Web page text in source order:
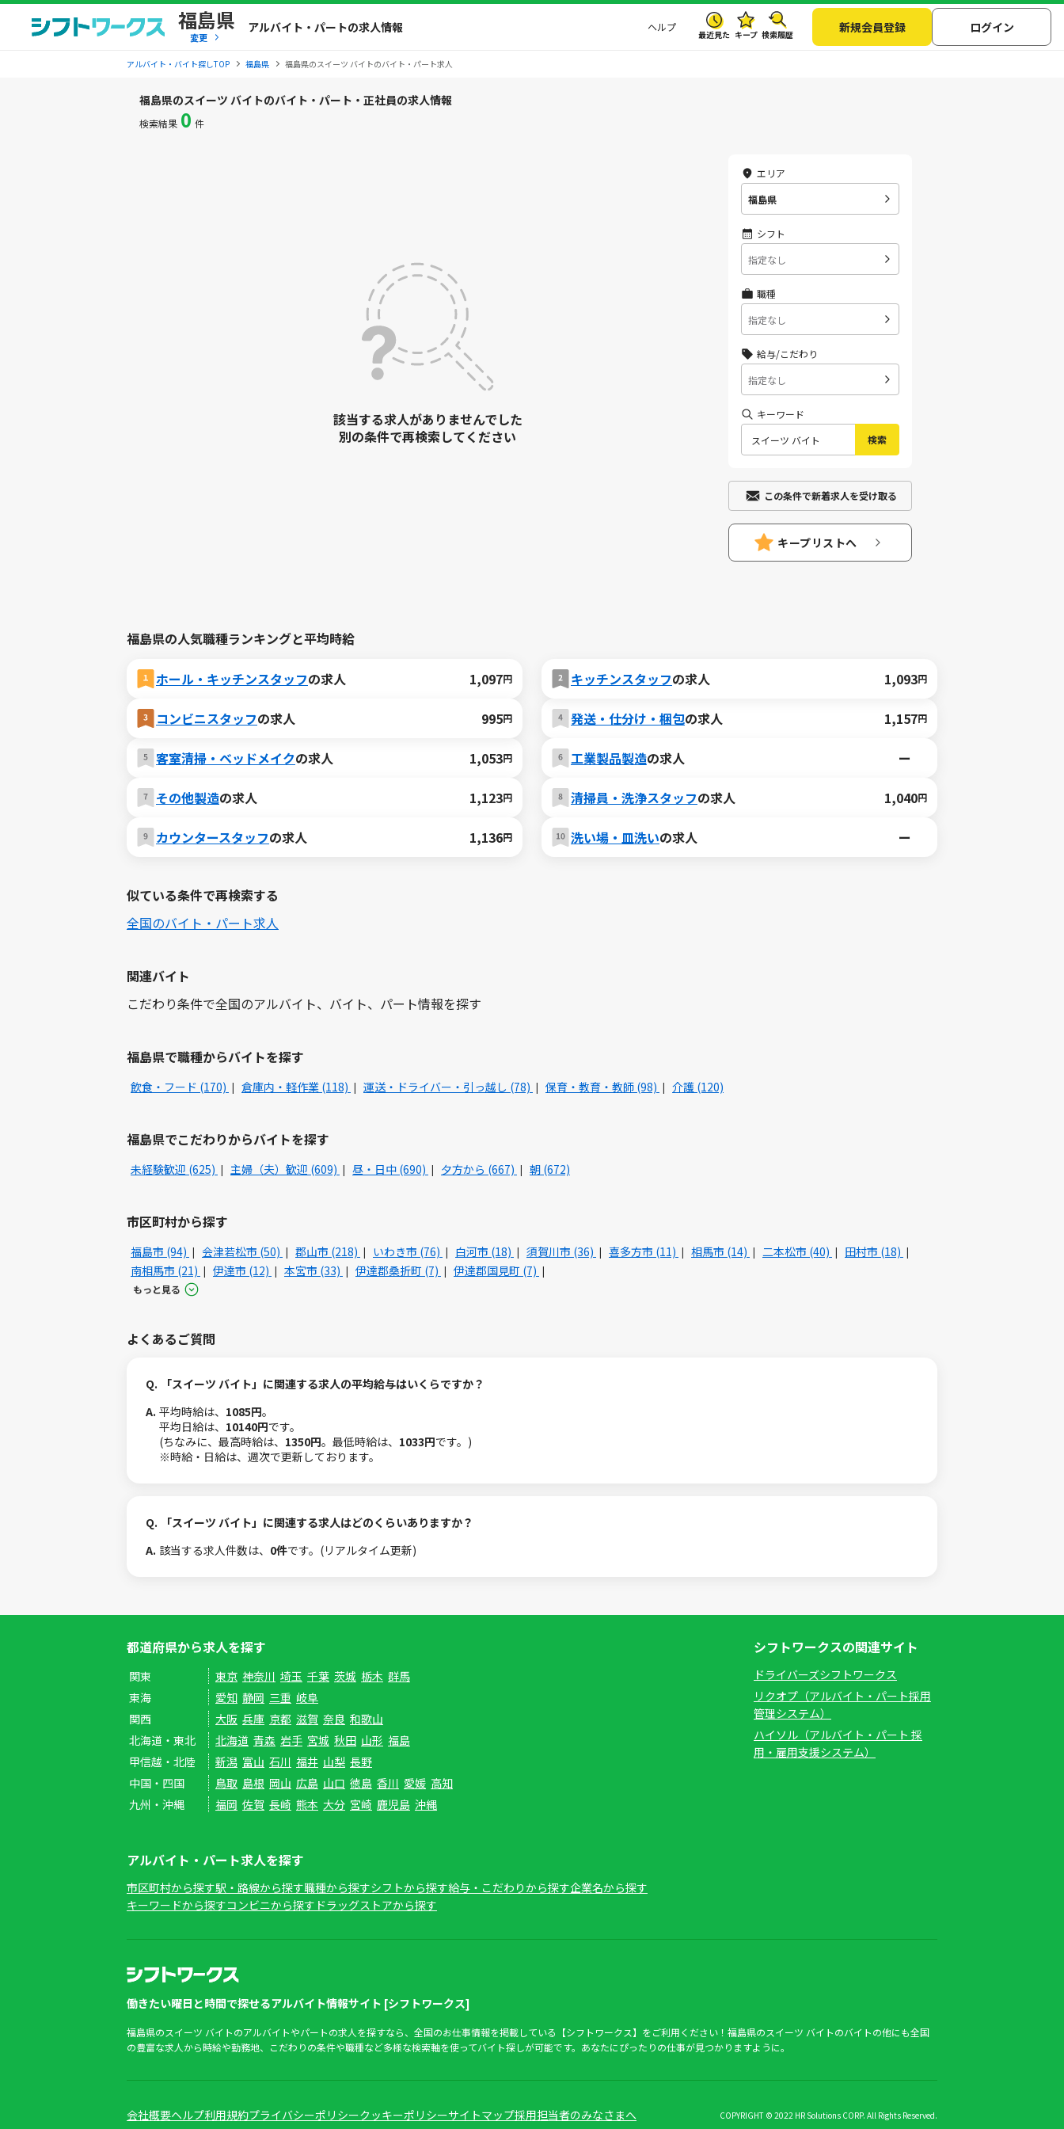
福島県
変更
アルバイト・パートの求人情報 ヘルプ
最近見た キープ 検索履歴 新規会員登録 ログイン
アルバイト・バイト探しTOP 福島県 福島県のスイーツ バイトのバイト・パート求人
福島県のスイーツ バイトのバイト・パート・正社員の求人情報
検索結果 0 件
該当する求人がありませんでした
別の条件で再検索してください
エリア
福島県
シフト
指定なし
職種
指定なし
給与/こだわり
指定なし
キーワード
検索
この条件で新着求人を受け取る
キープリストへ
福島県の人気職種ランキングと平均時給
ホール・キッチンスタッフの求人 1,097円 キッチンスタッフの求人 1,093円
コンビニスタッフの求人 995円 発送・仕分け・梱包の求人 1,157円
客室清掃・ベッドメイクの求人 1,053円 工業製品製造の求人 ー
その他製造の求人 1,123円 清掃員・洗浄スタッフの求人 1,040円
カウンタースタッフの求人 1,136円 洗い場・皿洗いの求人 ー
似ている条件で再検索する
全国のバイト・パート求人
関連バイト
こだわり条件で全国のアルバイト、バイト、パート情報を探す
福島県で職種からバイトを探す
飲食・フード (170) 倉庫内・軽作業 (118) 運送・ドライバー・引っ越し (78) 保育・教育・教師 (98) 介護 (120)
福島県でこだわりからバイトを探す
未経験歓迎 (625) 主婦（夫）歓迎 (609) 昼・日中 (690) 夕方から (667) 朝 (672)
市区町村から探す
福島市 (94) 会津若松市 (50) 郡山市 (218) いわき市 (76) 白河市 (18) 須賀川市 (36) 喜多方市 (11) 相馬市 (14) 二本松市 (40)
田村市 (18)
南相馬市 (21)
伊達市 (12) 本宮市 (33) 伊達郡桑折町 (7) 伊達郡国見町 (7)
もっと見る
よくあるご質問
Q.
「スイーツ バイト」に関連する求人の平均給与はいくらですか？
A. 平均時給は、 1085円。
平均日給は、 10140円です。
(ちなみに、最高時給は、 1350円。最低時給は、 1033円です。)
※時給・日給は、週次で更新しております。
Q.
「スイーツ バイト」に関連する求人はどのくらいありますか？
A. 該当する求人件数は、 0件です。(リアルタイム更新)
都道府県から求人を探す
関東
東海
関西
北海道・東北
甲信越・北陸
中国・四国
九州・沖縄
東京 神奈川 埼玉 千葉 茨城 栃木 群馬
愛知 静岡 三重 岐阜
大阪 兵庫 京都 滋賀 奈良 和歌山
北海道 青森 岩手 宮城 秋田 山形 福島
新潟 富山 石川 福井 山梨 長野
鳥取 島根 岡山 広島 山口 徳島 香川 愛媛 高知
福岡 佐賀 長崎 熊本 大分 宮崎 鹿児島 沖縄
アルバイト・パート求人を探す
市区町村から探す駅・路線から探す職種から探すシフトから探す給与・こだわりから探す企業名から探す
キーワードから探すコンビニから探す ドラッグストアから探す
シフトワークスの関連サイト
ドライバーズシフトワークス
リクオプ（アルバイト・パート採用
管理システム）
ハイソル（アルバイト・パート 採
用・雇用支援システム）
働きたい曜日と時間で探せるアルバイト情報サイト [シフトワークス]
福島県のスイーツ バイトのアルバイトやパートの求人を探すなら、全国のお仕事情報を掲載している【シフトワークス】をご利用ください！福島県のスイーツ バイトのバイトの他にも全国
の豊富な求人から時給や勤務地、こだわりの条件や職種など多様な検索軸を使ってバイト探しが可能です。あなたにぴったりの仕事が見つかりますように。
会社概要ヘルプ利用規約プライバシーポリシークッキーポリシーサイトマップ採用担当者のみなさまへ COPYRIGHT © 2022 HR Solutions CORP. All Rights Reserved.